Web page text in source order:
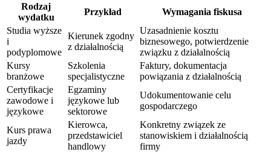
Rodzaj
wydatku
Przykład
Wymagania fiskusa
Studia wyższe
i
podyplomowe
Kierunek zgodny
z działalnością
Uzasadnienie kosztu
biznesowego, potwierdzenie
związku z działalnością
Kursy
branżowe
Szkolenia
specjalistyczne
Faktury, dokumentacja
powiązania z działalnością
Certyfikacje
zawodowe i
językowe
Egzaminy
językowe lub
sektorowe
Udokumentowanie celu
gospodarczego
Kurs prawa
jazdy
Kierowca,
przedstawiciel
handlowy
Konkretny związek ze
stanowiskiem i działalnością
firmy